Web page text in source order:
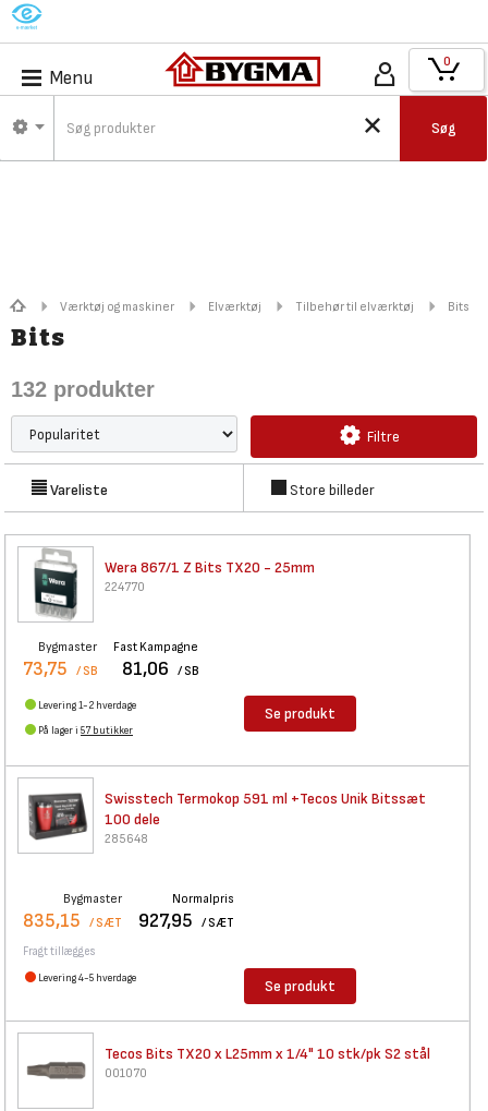
M
Menu
Søg
0
Værktøj og maskiner Elværktøj Tilbehør til elværktøj Bits
Bits
132 produkter
Filtre
Vareliste Store billeder
Wera 867/1 Z Bits TX20 - 25mm
224770
Bygmaster
73,75 / SB
Fast Kampagne
81,06 / SB
Levering 1-2 hverdage
På lager i 57 butikker
Se produkt
Swisstech Termokop 591 ml +Tecos Unik Bitssæt
100 dele
285648
Bygmaster
835,15 / SÆT
Normalpris
927,95 / SÆT
Fragt tillægges
Levering 4-5 hverdage Se produkt
Tecos Bits TX20 x L25mm x 1/4" 10 stk/pk S2 stål
001070